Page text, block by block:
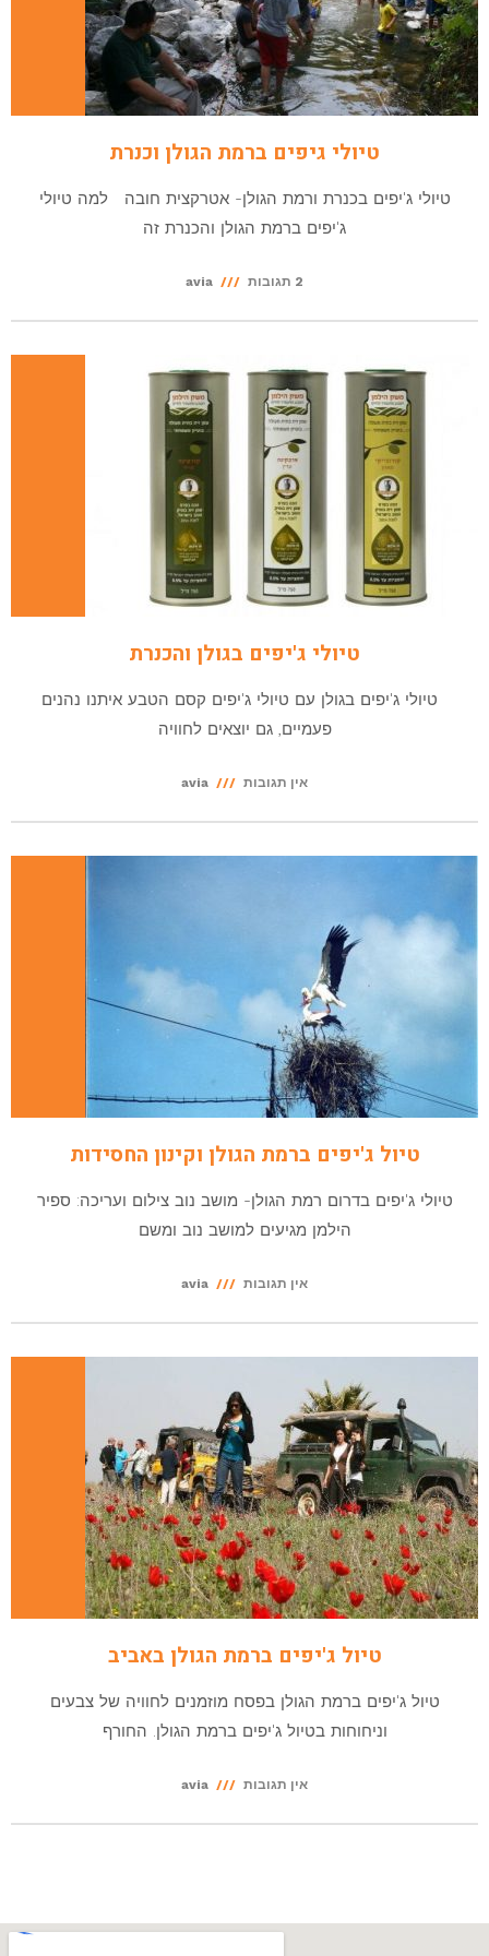
טיולי גיפים ברמת הגולן וכנרת
טיולי ג'יפים בכנרת ורמת הגולן- אטרקצית חובה למה טיולי
ג'יפים ברמת הגולן והכנרת זה
2 תגובות avia
טיולי ג'יפים בגולן והכנרת
טיולי ג'יפים בגולן עם טיולי ג'יפים קסם הטבע איתנו נהנים
פעמיים, גם יוצאים לחוויה
אין תגובות avia
טיול ג'יפים ברמת הגולן וקינון החסידות
טיולי ג'יפים בדרום רמת הגולן- מושב נוב צילום ועריכה: ספיר
הילמן מגיעים למושב נוב ומשם
אין תגובות avia
טיול ג'יפים ברמת הגולן באביב
טיול ג'יפים ברמת הגולן בפסח מוזמנים לחוויה של צבעים
וניחוחות בטיול ג'יפים ברמת הגולן. החורף
אין תגובות avia